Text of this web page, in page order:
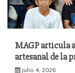
MAGP articula
artesanal de la
julio 4, 2026